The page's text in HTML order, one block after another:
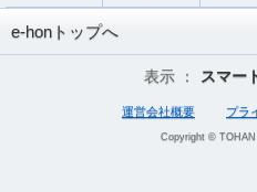
e-honトップへ
表示 ： スマー
運営会社概要 プラ
Copyright © TOHAN